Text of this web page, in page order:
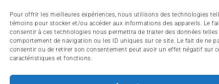
Pour offrir les meilleures expériences, nous utilisons des technologies
témoins pour stocker et/ou accéder aux informations des appareils. Le
consentir à ces technologies nous permettra de traiter des données telles
comportement de navigation ou les ID uniques sur ce site. Le fait de ne
consentir ou de retirer son consentement peut avoir un effet négatif sur
caractéristiques et fonctions.